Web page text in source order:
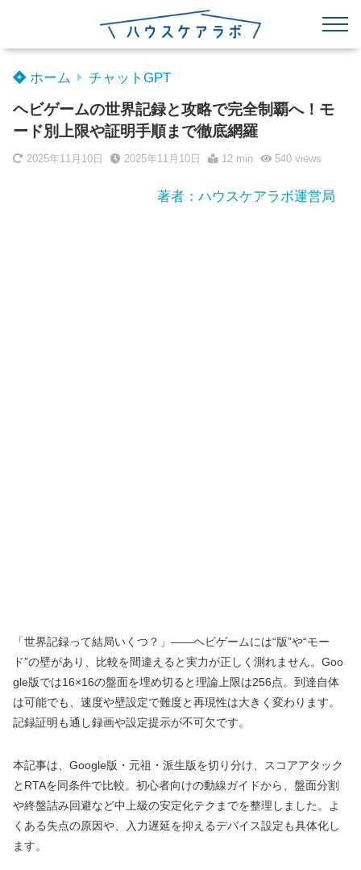
ホーム チャットGPT
ヘビゲームの世界記録と攻略で完全制覇へ！モ
ード別上限や証明手順まで徹底網羅
2025年11月10日 2025年11月10日 12 min 540views
著者：ハウスケアラボ運営局
「世界記録って結局いくつ？」――ヘビゲームには“版”や“モー
ド”の壁があり、比較を間違えると実力が正しく測れません。Goo
gle版では16×16の盤面を埋め切ると理論上限は256点。到達自体
は可能でも、速度や壁設定で難度と再現性は大きく変わります。
記録証明も通し録画や設定提示が不可欠です。
本記事は、Google版・元祖・派生版を切り分け、スコアアタック
とRTAを同条件で比較。初心者向けの動線ガイドから、盤面分割
や終盤詰み回避など中上級の安定化テクまでを整理しました。よ
くある失点の原因や、入力遅延を抑えるデバイス設定も具体化し
ます。